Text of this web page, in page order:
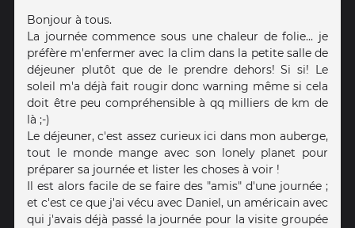
Bonjour à tous.
La journée commence sous une chaleur de folie... je
préfère m'enfermer avec la clim dans la petite salle de
déjeuner plutôt que de le prendre dehors! Si si! Le
soleil m'a déjà fait rougir donc warning même si cela
doit être peu compréhensible à qq milliers de km de
là ;-)
Le déjeuner, c'est assez curieux ici dans mon auberge,
tout le monde mange avec son lonely planet pour
préparer sa journée et lister les choses à voir !
Il est alors facile de se faire des "amis" d'une journée ;
et c'est ce que j'ai vécu avec Daniel, un américain avec
qui j'avais déjà passé la journée pour la visite groupée